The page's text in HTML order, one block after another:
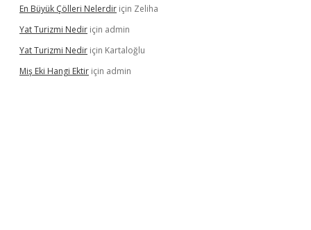
En Büyük Çölleri Nelerdir için Zeliha
Yat Turizmi Nedir için admin
Yat Turizmi Nedir için Kartaloğlu
Miş Eki Hangi Ektir için admin